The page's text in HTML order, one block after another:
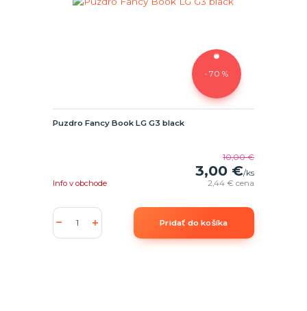
- 70 %
Puzdro Fancy Book LG G3 black
10,00 €
3,00 €/ks
2,44 €cena
Info v obchode
Pridať do košíka